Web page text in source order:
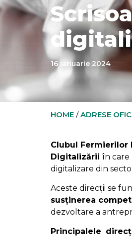
16 ianuarie 2024
HOME /ADRESE
Clubul Fermierilor
Digitalizării în care
digitalizare din
Aceste direcții se
susținerea
dezvoltare a
Principalele